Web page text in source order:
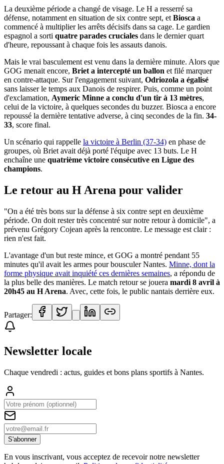
La deuxième période a changé de visage. Le H a resserré sa
défense, notamment en situation de six contre sept, et Biosca a
commencé à multiplier les arrêts décisifs dans sa cage. Le gardien
espagnol a sorti quatre parades cruciales dans le dernier quart
d'heure, repoussant à chaque fois les assauts danois.
Mais le vrai basculement est venu dans la dernière minute. Alors que
GOG menait encore, Briet a intercepté un ballon et filé marquer
en contre-attaque. Sur l'engagement suivant, Odriozola a égalisé
sans laisser le temps aux Danois de respirer. Puis, comme un point
d'exclamation, Aymeric Minne a conclu d'un tir à 13 mètres,
celui de la victoire, à quelques secondes du buzzer. Biosca a encore
repoussé la dernière tentative adverse, à cinq secondes de la fin. 34-
33, score final.
Un scénario qui rappelle la victoire à Berlin (37-34) en phase de
groupes, où Briet avait déjà porté l'équipe avec 13 buts. Le H
enchaîne une quatrième victoire consécutive en Ligue des
champions.
Le retour au H Arena pour valider
"On a été très bons sur la défense à six contre sept en deuxième
période. On doit rester très concentré sur notre retour à domicile", a
prévenu Grégory Cojean après la rencontre. Le message est clair :
rien n'est fait.
L'avantage d'un but reste mince, et GOG a montré pendant 55
minutes qu'il avait les armes pour bousculer Nantes. Minne, dont la
forme physique avait inquiété ces dernières semaines, a répondu de
la plus belle des manières. Le match retour se jouera mardi 8 avril à
20h45 au H Arena. Avec, cette fois, le public nantais derrière eux.
Partager:
Newsletter locale
Chaque vendredi : actus, guides et bons plans sportifs à Nantes.
S'abonner
En vous inscrivant, vous acceptez de recevoir notre newsletter